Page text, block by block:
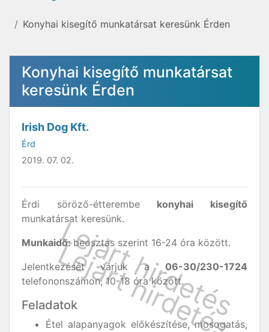
Konyhai kisegítő munkatársat keresünk Érden
Konyhai kisegítő munkatársat
keresünk Érden
Irish Dog Kft.
Érd
2019. 07. 02.
Érdi söröző-étterembe konyhai kisegítő
munkatársat keresünk.
Munkaidő:beosztás szerint 16-24 óra között.
Jelentkezését várjuk a 06-30/230-1724
telefononszámon, 10-18 óra között.
Feladatok
Étel alapanyagok előkészítése, mosogatás,